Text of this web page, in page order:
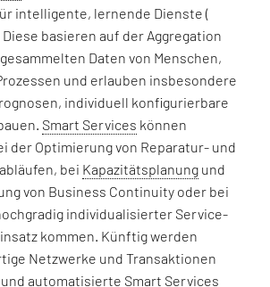
intelligente, lernende Dienste (
Diese basieren auf der Aggregation
Daten von Menschen,
und erlauben insbesondere
individuell konfigurierbare
Smart Services können
der Optimierung von Reparatur- und
bei Kapazitätsplanung und
von Business Continuity oder bei
individualisierter Service-
kommen. Künftig werden
Netzwerke und Transaktionen
automatisierte Smart Services